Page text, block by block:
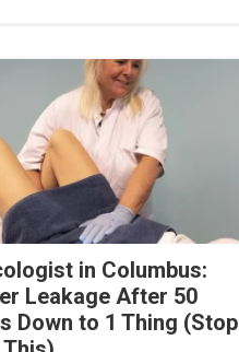
in Columbus:
Leakage After 50
Down to 1 Thing (Stop